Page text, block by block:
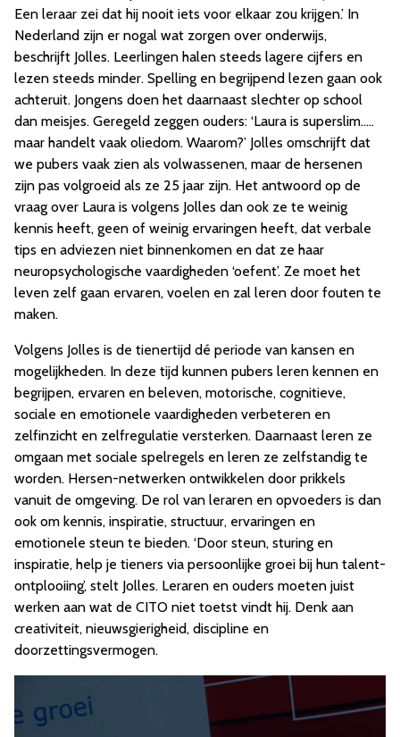
Een leraar zei dat hij nooit iets voor elkaar zou krijgen.’ In
Nederland zijn er nogal wat zorgen over onderwijs,
beschrijft Jolles. Leerlingen halen steeds lagere cijfers en
lezen steeds minder. Spelling en begrijpend lezen gaan ook
achteruit. Jongens doen het daarnaast slechter op school
dan meisjes. Geregeld zeggen ouders: ‘Laura is superslim…..
maar handelt vaak oliedom. Waarom?’ Jolles omschrijft dat
we pubers vaak zien als volwassenen, maar de hersenen
zijn pas volgroeid als ze 25 jaar zijn. Het antwoord op de
vraag over Laura is volgens Jolles dan ook ze te weinig
kennis heeft, geen of weinig ervaringen heeft, dat verbale
tips en adviezen niet binnenkomen en dat ze haar
neuropsychologische vaardigheden ‘oefent’. Ze moet het
leven zelf gaan ervaren, voelen en zal leren door fouten te
maken.
Volgens Jolles is de tienertijd dé periode van kansen en
mogelijkheden. In deze tijd kunnen pubers leren kennen en
begrijpen, ervaren en beleven, motorische, cognitieve,
sociale en emotionele vaardigheden verbeteren en
zelfinzicht en zelfregulatie versterken. Daarnaast leren ze
omgaan met sociale spelregels en leren ze zelfstandig te
worden. Hersen-netwerken ontwikkelen door prikkels
vanuit de omgeving. De rol van leraren en opvoeders is dan
ook om kennis, inspiratie, structuur, ervaringen en
emotionele steun te bieden. ‘Door steun, sturing en
inspiratie, help je tieners via persoonlijke groei bij hun talent-
ontplooiing’, stelt Jolles. Leraren en ouders moeten juist
werken aan wat de CITO niet toetst vindt hij. Denk aan
creativiteit, nieuwsgierigheid, discipline en
doorzettingsvermogen.